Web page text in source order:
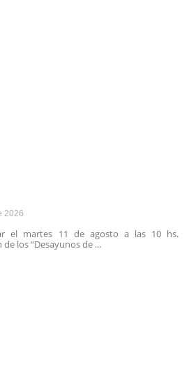
2026
el martes 11 de agosto a las 10 hs.
los “Desayunos de ...